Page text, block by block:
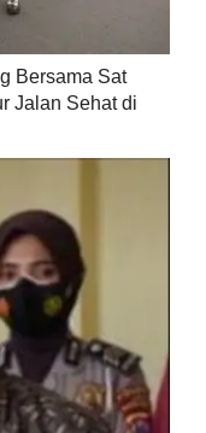
Bersama Sat
Jalan Sehat di